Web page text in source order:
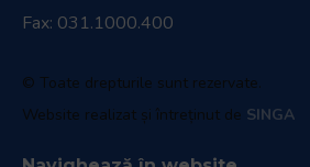
Fax: 031.1000.400
© Toate drepturile sunt rezervate.
Website realizat și întreținut de SINGA